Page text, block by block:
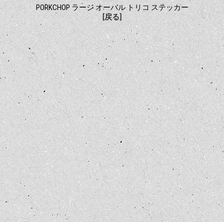
PORKCHOP ラージ オーバル トリコ ステッカー
[戻る]